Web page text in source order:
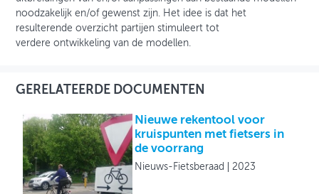
noodzakelijk en/of gewenst zijn. Het idee is dat het
resulterende overzicht partijen stimuleert tot
verdere ontwikkeling van de modellen.
GERELATEERDE DOCUMENTEN
Nieuwe rekentool voor
kruispunten met fietsers in
de voorrang
Nieuws-Fietsberaad 2023